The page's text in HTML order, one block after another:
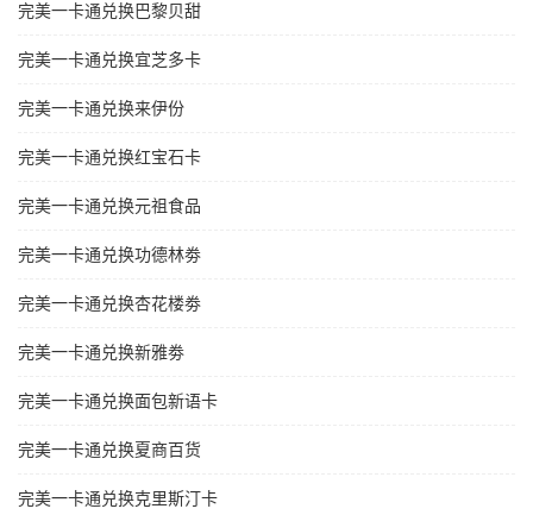
完美一卡通兑换巴黎贝甜
完美一卡通兑换宜芝多卡
完美一卡通兑换来伊份
完美一卡通兑换红宝石卡
完美一卡通兑换元祖食品
完美一卡通兑换功德林劵
完美一卡通兑换杏花楼劵
完美一卡通兑换新雅劵
完美一卡通兑换面包新语卡
完美一卡通兑换夏商百货
完美一卡通兑换克里斯汀卡